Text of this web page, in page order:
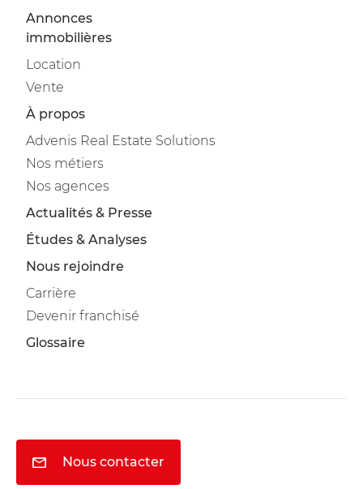
Annonces
immobilières
Location
Vente
À propos
Advenis Real Estate Solutions
Nos métiers
Nos agences
Actualités & Presse
Études & Analyses
Nous rejoindre
Carrière
Devenir franchisé
Glossaire
Nous contacter